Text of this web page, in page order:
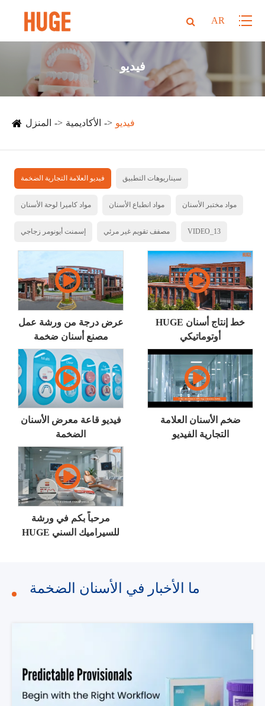
AR
فيديو
المنزل الأكاديمية فيديو
فيديو العلامة التجارية الضخمة سيناريوهات التطبيق
مواد كاميرا لوحة الأسنان مواد انطباع الأسنان مواد مختبر الأسنان
إسمنت أيونومر زجاجي مصفف تقويم غير مرئي VIDEO_13
عرض درجة من ورشة عمل
مصنع أسنان ضخمة
HUGE خط إنتاج أسنان
أوتوماتيكي
فيديو قاعة معرض الأسنان
الضخمة
ضخم الأسنان العلامة
التجارية الفيديو
مرحباً بكم في ورشة
HUGE للسيراميك السني
ما الأخبار في الأسنان الضخمة